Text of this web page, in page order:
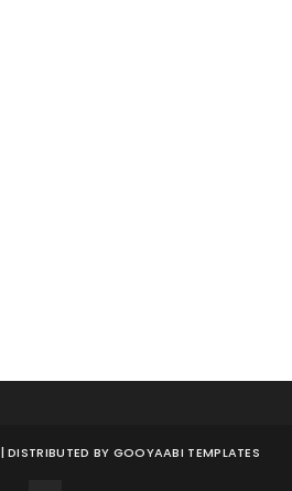
| DISTRIBUTED BY GOOYAABI TEMPLATES